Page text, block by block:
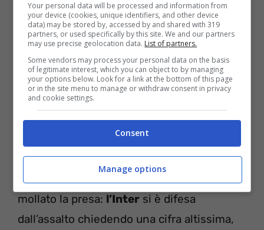
Milan Skriniar (Ansa)
Su di lui c’è da tempo ilParis Saint
Germain
, che a quanto pare non avrebbe
mollato la presa: l’Inter si è difesa
dall’assalto chiedendo una cifra altissima,
Your personal data will be processed and information from
your device (cookies, unique identifiers, and other device
data) may be stored by, accessed by and shared with 319
partners, or used specifically by this site. We and our partners
may use precise geolocation data. List of partners.
Some vendors may process your personal data on the basis
of legitimate interest, which you can object to by managing
your options below. Look for a link at the bottom of this page
or in the site menu to manage or withdraw consent in privacy
and cookie settings.
Consent
Manage options